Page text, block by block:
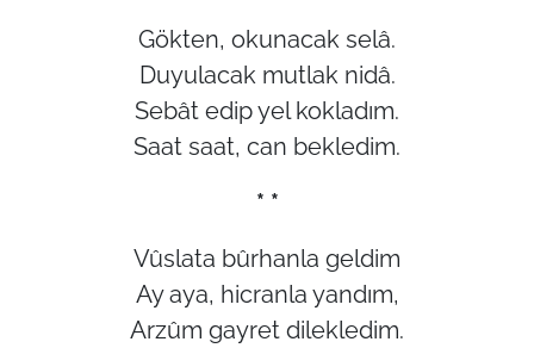
Gökten, okunacak selâ.
Duyulacak mutlak nidâ.
Sebât edip yel kokladım.
Saat saat, can bekledim.
* *
Vûslata bûrhanla geldim
Ay aya, hicranla yandım,
Arzûm gayret dilekledim.